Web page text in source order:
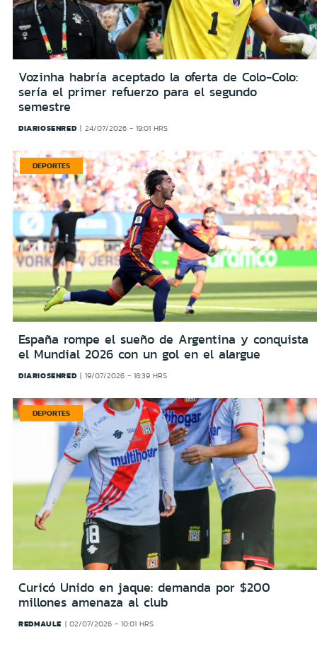
Vozinha habría aceptado la oferta de Colo-Colo:
sería el primer refuerzo para el segundo
semestre
DIARIOSENRED 24/07/2026 - 19:01 HRS
DEPORTES
España rompe el sueño de Argentina y conquista
el Mundial 2026 con un gol en el alargue
DIARIOSENRED 19/07/2026 - 18:39 HRS
DEPORTES
Curicó Unido en jaque: demanda por $200
millones amenaza al club
REDMAULE 02/07/2026 - 10:01 HRS